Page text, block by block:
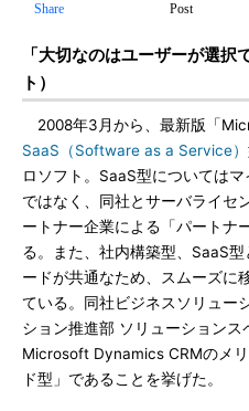
Share Post
「大切なのはユーザーが選
ト）
2008年3月から、最新版「
SaaS（Software as a Service）
ロソフト。SaaS型については
ではなく、同社とサーバライセ
ートナー企業による「パートナ
る。また、社内構築型、SaaS
ードが共通なため、スムーズに
ている。同社ビジネスソリュー
ション推進部 ソリューションス
Microsoft Dynamics CRMのメ
ド型」であることを挙げた。